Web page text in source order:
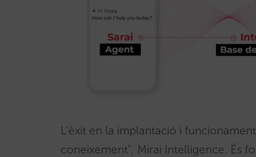
L’èxit en la implantació i
coneixement”, Mirai Intelligence. És